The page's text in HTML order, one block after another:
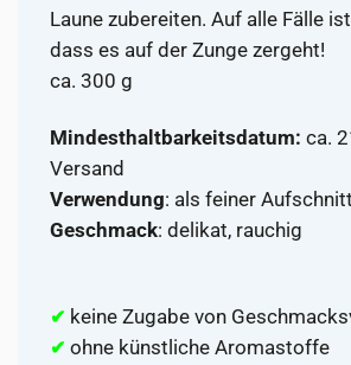
Laune zubereiten. Auf alle Fälle
dass es auf der Zunge zergeht!
ca. 300 g
Mindesthaltbarkeitsdatum: ca.
Versand
Verwendung: als feiner Aufschnitt
Geschmack: delikat, rauchig
✔ keine Zugabe von
✔ ohne künstliche Aromastoffe